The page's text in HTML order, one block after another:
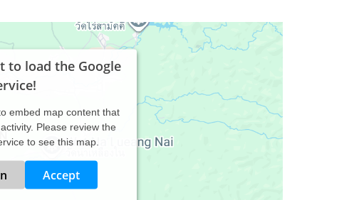
to load the Google
embed map content that
Please review the
to see this map.
Accept